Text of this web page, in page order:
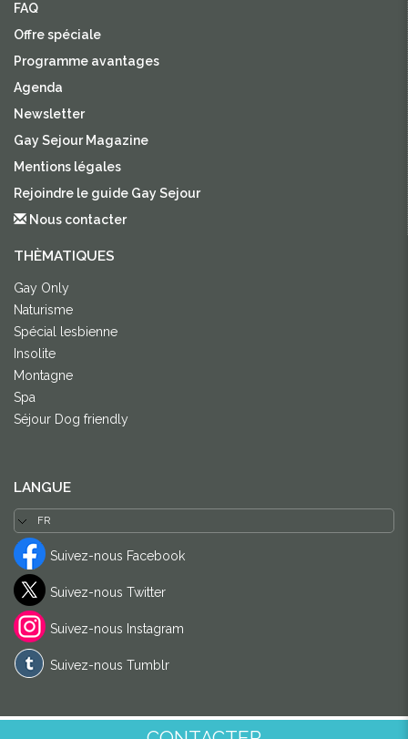
FAQ
Offre spéciale
Programme avantages
Agenda
Newsletter
Gay Sejour Magazine
Mentions légales
Rejoindre le guide Gay Sejour
Nous contacter
THÈMATIQUES
Gay Only
Naturisme
Spécial lesbienne
Insolite
Montagne
Spa
Séjour Dog friendly
LANGUE
Suivez-nous Facebook
Suivez-nous Twitter
Suivez-nous Instagram
Suivez-nous Tumblr